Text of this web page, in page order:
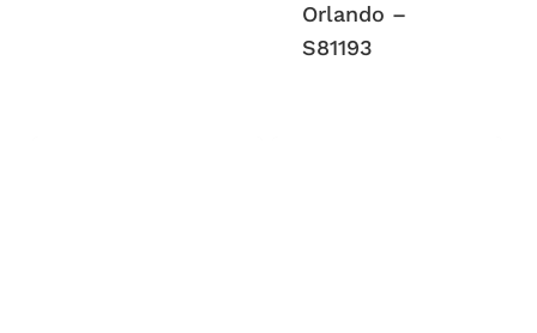
Orlando –
S81193